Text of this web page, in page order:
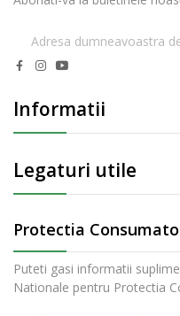
Informatii
Legaturi utile
Protectia
Puteti gasi informatii
Nationale pentru Protectia